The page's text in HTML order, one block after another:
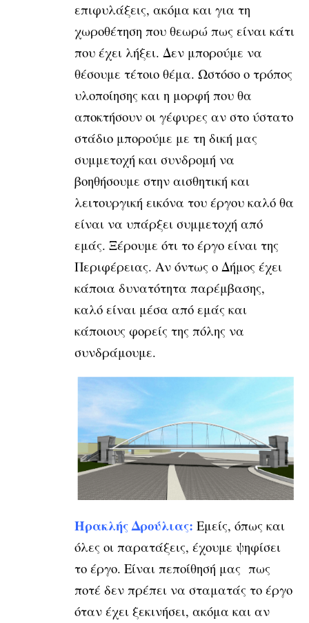
επιφυλάξεις, ακόμα και για τη
χωροθέτηση που θεωρώ πως είναι κάτι
που έχει λήξει. Δεν μπορούμε να
θέσουμε τέτοιο θέμα. Ωστόσο ο τρόπος
υλοποίησης και η μορφή που θα
αποκτήσουν οι γέφυρες αν στο ύστατο
στάδιο μπορούμε με τη δική μας
συμμετοχή και συνδρομή να
βοηθήσουμε στην αισθητική και
λειτουργική εικόνα του έργου καλό θα
είναι να υπάρξει συμμετοχή από
εμάς. Ξέρουμε ότι το έργο είναι της
Περιφέρειας. Αν όντως ο Δήμος έχει
κάποια δυνατότητα παρέμβασης,
καλό είναι μέσα από εμάς και
κάποιους φορείς της πόλης να
συνδράμουμε.
Ηρακλής Δρούλιας: Εμείς, όπως και
όλες οι παρατάξεις, έχουμε ψηφίσει
το έργο. Είναι πεποίθησή μας πως
ποτέ δεν πρέπει να σταματάς το έργο
όταν έχει ξεκινήσει, ακόμα και αν